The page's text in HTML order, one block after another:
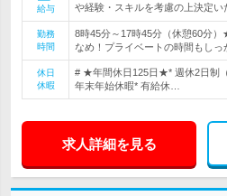
給与
や経験・スキルを考慮の上決定
勤務
時間
8時45分～17時45分（休憩60分
なめ！プライベートの時間もしっ
休日
休暇
# ★年間休日125日★* 週休2日制
年末年始休暇* 有給休…
求人詳細を見る